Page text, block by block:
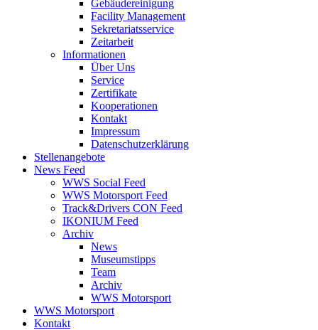
Gebäudereinigung
Facility Management
Sekretariatsservice
Zeitarbeit
Informationen
Über Uns
Service
Zertifikate
Kooperationen
Kontakt
Impressum
Datenschutzerklärung
Stellenangebote
News Feed
WWS Social Feed
WWS Motorsport Feed
Track&Drivers CON Feed
IKONIUM Feed
Archiv
News
Museumstipps
Team
Archiv
WWS Motorsport
WWS Motorsport
Kontakt